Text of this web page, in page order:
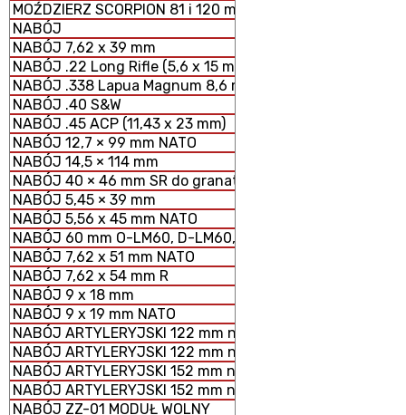
MOŹDZIERZ SCORPION 81 i 120 mm MODUŁOWY SYSTEM
NABÓJ
NABÓJ 7,62 x 39 mm
NABÓJ .22 Long Rifle (5,6 x 15 mm)
NABÓJ .338 Lapua Magnum 8,6 mm
NABÓJ .40 S&W
NABÓJ .45 ACP (11,43 x 23 mm)
NABÓJ 12,7 × 99 mm NATO
NABÓJ 14,5 × 114 mm
NABÓJ 40 × 46 mm SR do granatników
NABÓJ 5,45 × 39 mm
NABÓJ 5,56 x 45 mm NATO
NABÓJ 60 mm O-LM60, D-LM60, S-LM60 MOŹDZIERZOWY
NABÓJ 7,62 x 51 mm NATO
NABÓJ 7,62 x 54 mm R
NABÓJ 9 x 18 mm
NABÓJ 9 x 19 mm NATO
NABÓJ ARTYLERYJSKI 122 mm nabój HE z ładunkiem
NABÓJ ARTYLERYJSKI 122 mm nabój HE z ładunkiem
NABÓJ ARTYLERYJSKI 152 mm nabój HE z ładunkiem
NABÓJ ARTYLERYJSKI 152 mm nabój HE z ładunkiem
NABÓJ ZZ-01 MODUŁ WOLNY